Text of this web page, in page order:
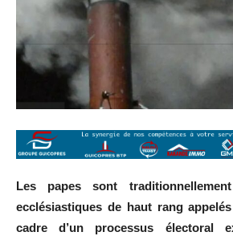
Les papes sont
ecclésiastiques de haut rang
cadre d’un processus électoral